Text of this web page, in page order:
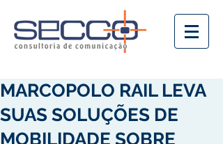
MARCOPOLO RAIL LEVA
SUAS SOLUÇÕES DE
MOBILIDADE SOBRE